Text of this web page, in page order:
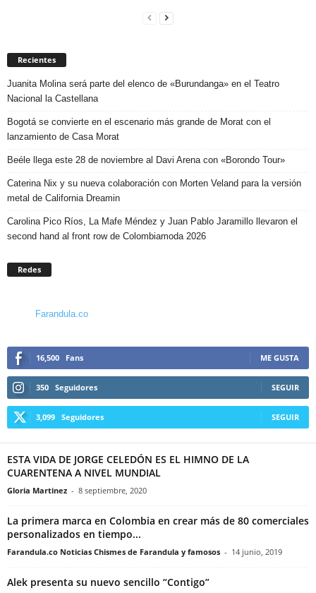
Recientes
Juanita Molina será parte del elenco de «Burundanga» en el Teatro
Nacional la Castellana
Bogotá se convierte en el escenario más grande de Morat con el
lanzamiento de Casa Morat
Beéle llega este 28 de noviembre al Davi Arena con «Borondo Tour»
Caterina Nix y su nueva colaboración con Morten Veland para la versión
metal de California Dreamin
Carolina Pico Ríos, La Mafe Méndez y Juan Pablo Jaramillo llevaron el
second hand al front row de Colombiamoda 2026
Redes
Farandula.co
16,500 Fans ME GUSTA
350 Seguidores SEGUIR
3,099 Seguidores SEGUIR
ESTA VIDA DE JORGE CELEDÓN ES EL HIMNO DE LA
CUARENTENA A NIVEL MUNDIAL
Gloria Martinez - 8 septiembre, 2020
La primera marca en Colombia en crear más de 80 comerciales
personalizados en tiempo...
Farandula.co Noticias Chismes de Farandula y famosos - 14 junio, 2019
Alek presenta su nuevo sencillo “Contigo”